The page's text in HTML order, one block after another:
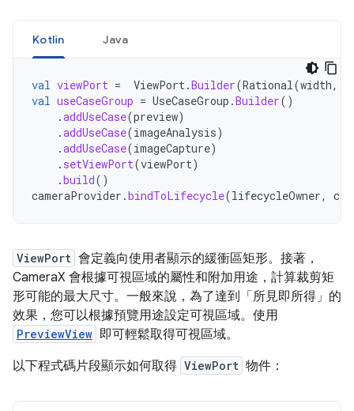
Kotlin Java
val viewPort = ViewPort.Builder(Rational(width,
val useCaseGroup = UseCaseGroup .Builder()
.addUseCase(preview)
.addUseCase(imageAnalysis)
.addUseCase(imageCapture)
. setViewPort(viewPort)
.build()
cameraProvider .bindToLifecycle(lifecycleOwner,
ViewPort 會定義向使用者顯示的緩衝區矩形。接著，
CameraX 會根據可視區域的屬性和附加用途，計算裁剪矩
形可能的最大尺寸。一般來說，為了達到「所見即所得」的
效果，您可以根據預覽用途設定可視區域。使用
PreviewView 即可輕鬆取得可視區域。
以下程式碼片段顯示如何取得 ViewPort 物件：